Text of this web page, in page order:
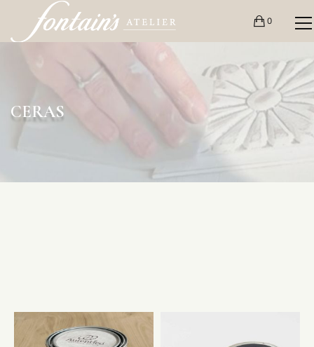
0
CERAS